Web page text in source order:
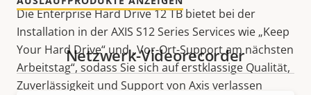
Die Enterprise Hard Drive 12 TB bietet bei der
Installation in der AXIS S12 Series Services wie „Keep
Your Hard Drive“ und „Vor-Ort-Support am nächsten
Arbeitstag“, sodass Sie sich auf erstklassige Qualität,
Zuverlässigkeit und Support von Axis verlassen
Netzwerk-Videorecorder